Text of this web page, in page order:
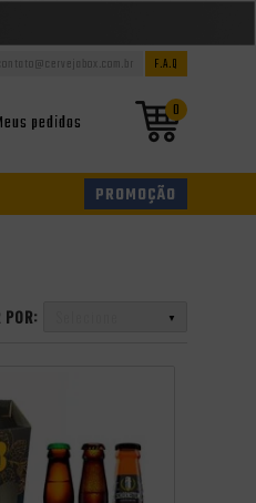
F.A.Q
0
pedidos
PROMOÇÃO
POR: